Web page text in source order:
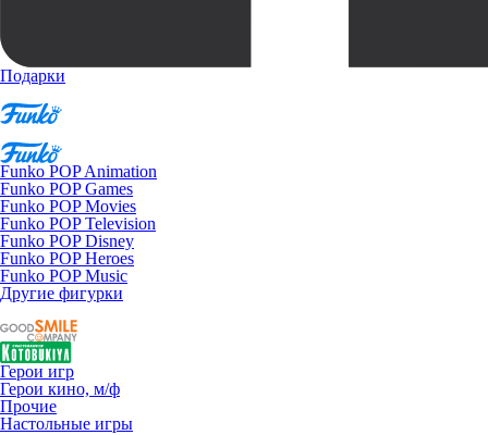
Подарки
Funko POP Animation
Funko POP Games
Funko POP Movies
Funko POP Television
Funko POP Disney
Funko POP Heroes
Funko POP Music
Другие фигурки
Герои игр
Герои кино, м/ф
Прочие
Настольные игры